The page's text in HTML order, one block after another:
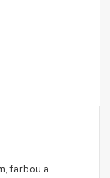
farbou a